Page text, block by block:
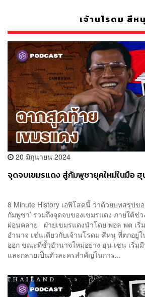
เจ้านโรดม สีหนุ
20 มิถุนายน 2024
จุดจบเขมรแดง สู่กัมพูชายุคใหม่ในมือ
8 Minute History เอพิโสดนี้ ว่าด้วยบทสรุปขอ
กัมพูชา’ รวมถึงจุดจบของเขมรแดง ภายใต้ช่ว
ผ่อนคลาย ฝ่ายเขมรแดงนำโดย พอล พต เริ่
อำนาจ เช่นเดียวกับเจ้านโรดม สีหนุ ที่ตกอยู่
ออก ขณะที่ขั้วอำนาจใหม่อย่าง ฮุน เซน เริ่ม
และกลายเป็นตัวละครสำคัญในการ...